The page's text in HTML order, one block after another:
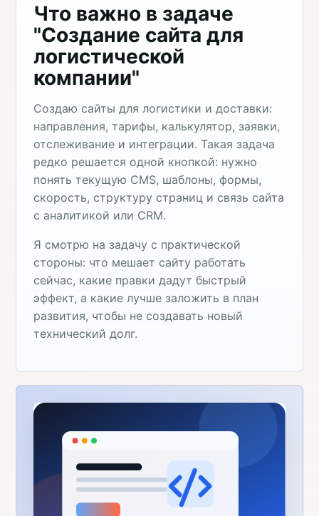
Что важно в задаче
"Создание сайта для
логистической
компании"
Создаю сайты для логистики и доставки:
направления, тарифы, калькулятор, заявки,
отслеживание и интеграции. Такая задача
редко решается одной кнопкой: нужно
понять текущую CMS, шаблоны, формы,
скорость, структуру страниц и связь сайта
с аналитикой или CRM.
Я смотрю на задачу с практической
стороны: что мешает сайту работать
сейчас, какие правки дадут быстрый
эффект, а какие лучше заложить в план
развития, чтобы не создавать новый
технический долг.